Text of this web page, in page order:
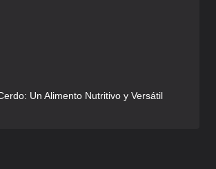
Un Alimento Nutritivo y Versátil